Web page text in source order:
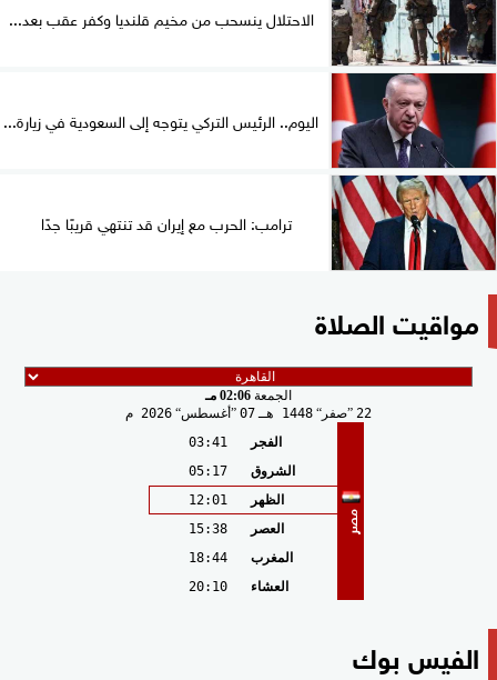
الاحتلال ينسحب من مخيم قلنديا وكفر عقب بعد...
اليوم.. الرئيس التركي يتوجه إلى السعودية في زيارة...
ترامب: الحرب مع إيران قد تنتهي قريبًا جدًا
مواقيت الصلاة
الجمعة 02:06 مـ
22 صفر 1448 هـ 07 أغسطس 2026 م
مصر
الفجر
03:41
الشروق
05:17
الظهر
12:01
العصر
15:38
المغرب
18:44
العشاء
20:10
الفيس بوك